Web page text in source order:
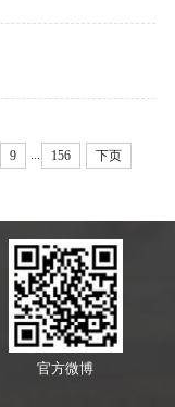
9 156 下页
官方微博